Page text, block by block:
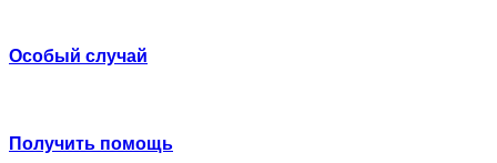
Особый случай
Получить помощь